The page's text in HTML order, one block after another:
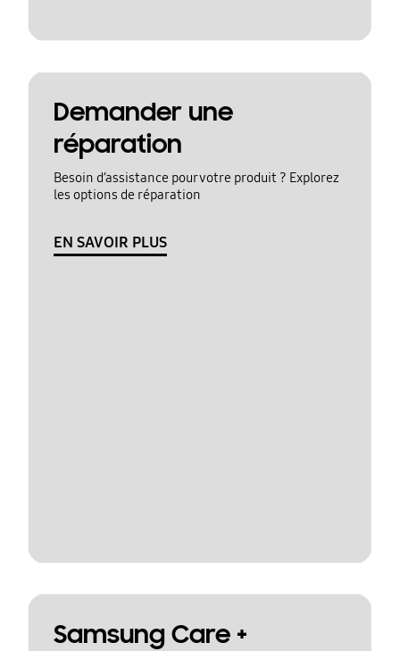
Demander une
réparation
Besoin d’assistance pour votre produit ? Explorez
les options de réparation
EN SAVOIR PLUS
Samsung Care +